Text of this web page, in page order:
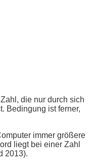
die nur durch sich
Bedingung ist ferner,
immer größere
liegt bei einer Zahl
2013).